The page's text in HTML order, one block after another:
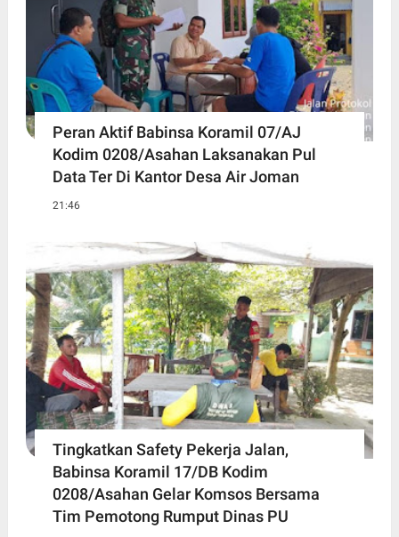
Peran Aktif Babinsa Koramil 07/AJ
Kodim 0208/Asahan Laksanakan Pul
Data Ter Di Kantor Desa Air Joman
21:46
Tingkatkan Safety Pekerja Jalan,
Babinsa Koramil 17/DB Kodim
0208/Asahan Gelar Komsos Bersama
Tim Pemotong Rumput Dinas PU